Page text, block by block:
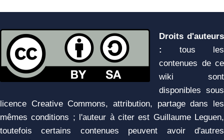
Droits d'auteurs
:
tous les
contenues de ce
wiki sont
disponibles sous
licence Creative Commons, attribution, partage dans les
mêmes conditions ; l'auteur à citer est Guillaume Leguen,
toutefois certains contenues peuvent avoir d'autres